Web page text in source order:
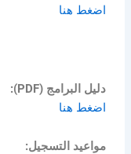
اضغط هنا
دليل البرامج (PDF):
اضغط هنا
مواعيد التسجيل: